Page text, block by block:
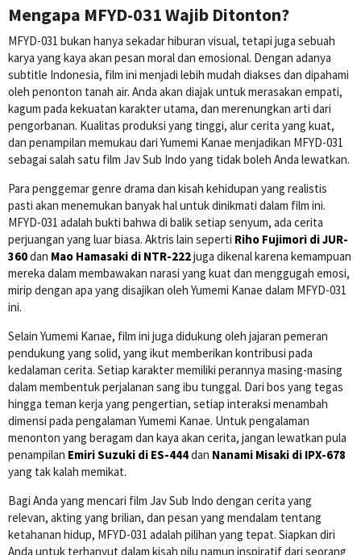
Mengapa MFYD-031 Wajib Ditonton?
MFYD-031 bukan hanya sekadar hiburan visual, tetapi juga sebuah
karya yang kaya akan pesan moral dan emosional. Dengan adanya
subtitle Indonesia, film ini menjadi lebih mudah diakses dan dipahami
oleh penonton tanah air. Anda akan diajak untuk merasakan empati,
kagum pada kekuatan karakter utama, dan merenungkan arti dari
pengorbanan. Kualitas produksi yang tinggi, alur cerita yang kuat,
dan penampilan memukau dari Yumemi Kanae menjadikan MFYD-031
sebagai salah satu film Jav Sub Indo yang tidak boleh Anda lewatkan.
Para penggemar genre drama dan kisah kehidupan yang realistis
pasti akan menemukan banyak hal untuk dinikmati dalam film ini.
MFYD-031 adalah bukti bahwa di balik setiap senyum, ada cerita
perjuangan yang luar biasa. Aktris lain seperti Riho Fujimori di JUR-
360dan Mao Hamasaki di NTR-222juga dikenal karena kemampuan
mereka dalam membawakan narasi yang kuat dan menggugah emosi,
mirip dengan apa yang disajikan oleh Yumemi Kanae dalam MFYD-031
ini.
Selain Yumemi Kanae, film ini juga didukung oleh jajaran pemeran
pendukung yang solid, yang ikut memberikan kontribusi pada
kedalaman cerita. Setiap karakter memiliki perannya masing-masing
dalam membentuk perjalanan sang ibu tunggal. Dari bos yang tegas
hingga teman kerja yang pengertian, setiap interaksi menambah
dimensi pada pengalaman Yumemi Kanae. Untuk pengalaman
menonton yang beragam dan kaya akan cerita, jangan lewatkan pula
penampilan Emiri Suzuki di ES-444dan Nanami Misaki di IPX-678
yang tak kalah memikat.
Bagi Anda yang mencari film Jav Sub Indo dengan cerita yang
relevan, akting yang brilian, dan pesan yang mendalam tentang
ketahanan hidup, MFYD-031 adalah pilihan yang tepat. Siapkan diri
Anda untuk terhanyut dalam kisah pilu namun inspiratif dari seorang